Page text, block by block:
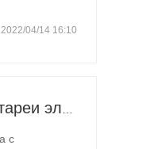
2022/04/14 16:10